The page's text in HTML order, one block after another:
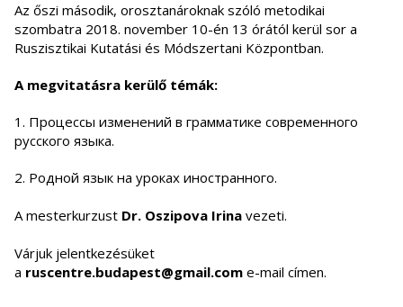
Az őszi második, orosztanároknak szóló metodikai
szombatra 2018. november 10-én 13 órától kerül sor a
Ruszisztikai Kutatási és Módszertani Központban.
A megvitatásra kerülő témák:
1. Процессы изменений в грамматике современного
русского языка.
2. Родной язык на уроках иностранного.
A mesterkurzust Dr. Oszipova Irina vezeti.
Várjuk jelentkezésüket
a ruscentre.budapest@gmail.com e-mail címen.